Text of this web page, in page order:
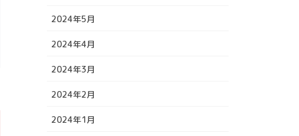
2024年5月
2024年4月
2024年3月
2024年2月
2024年1月